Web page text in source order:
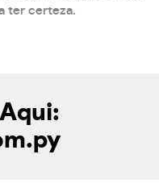
ter certeza.